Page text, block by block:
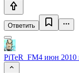
Ответить
PiTeR_FM4 июн 2010